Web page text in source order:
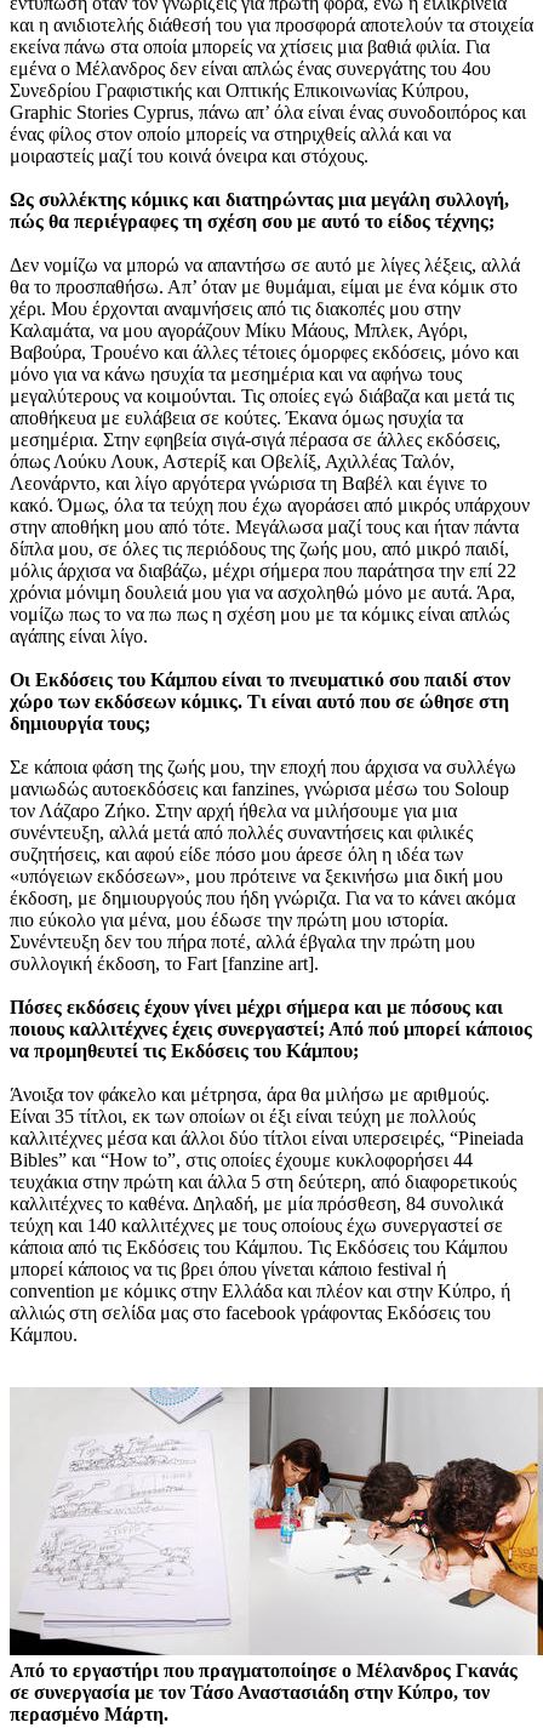
και η ανιδιοτελής διάθεσή του για προσφορά αποτελούν τα στοιχεία
εκείνα πάνω στα οποία μπορείς να χτίσεις μια βαθιά φιλία. Για
εμένα ο Μέλανδρος δεν είναι απλώς ένας συνεργάτης του 4ου
Συνεδρίου Γραφιστικής και Οπτικής Επικοινωνίας Κύπρου,
Graphic Stories Cyprus, πάνω απ’ όλα είναι ένας συνοδοιπόρος και
ένας φίλος στον οποίο μπορείς να στηριχθείς αλλά και να
μοιραστείς μαζί του κοινά όνειρα και στόχους.
Ως συλλέκτης κόμικς και διατηρώντας μια μεγάλη συλλογή,
πώς θα περιέγραφες τη σχέση σου με αυτό το είδος τέχνης;
Δεν νομίζω να μπορώ να απαντήσω σε αυτό με λίγες λέξεις, αλλά
θα το προσπαθήσω. Απ’ όταν με θυμάμαι, είμαι με ένα κόμικ στο
χέρι. Μου έρχονται αναμνήσεις από τις διακοπές μου στην
Καλαμάτα, να μου αγοράζουν Μίκυ Μάους, Μπλεκ, Αγόρι,
Βαβούρα, Τρουένο και άλλες τέτοιες όμορφες εκδόσεις, μόνο και
μόνο για να κάνω ησυχία τα μεσημέρια και να αφήνω τους
μεγαλύτερους να κοιμούνται. Τις οποίες εγώ διάβαζα και μετά τις
αποθήκευα με ευλάβεια σε κούτες. Έκανα όμως ησυχία τα
μεσημέρια. Στην εφηβεία σιγά-σιγά πέρασα σε άλλες εκδόσεις,
όπως Λούκυ Λουκ, Αστερίξ και Οβελίξ, Αχιλλέας Ταλόν,
Λεονάρντο, και λίγο αργότερα γνώρισα τη Βαβέλ και έγινε το
κακό. Όμως, όλα τα τεύχη που έχω αγοράσει από μικρός υπάρχουν
στην αποθήκη μου από τότε. Μεγάλωσα μαζί τους και ήταν πάντα
δίπλα μου, σε όλες τις περιόδους της ζωής μου, από μικρό παιδί,
μόλις άρχισα να διαβάζω, μέχρι σήμερα που παράτησα την επί 22
χρόνια μόνιμη δουλειά μου για να ασχοληθώ μόνο με αυτά. Άρα,
νομίζω πως το να πω πως η σχέση μου με τα κόμικς είναι απλώς
αγάπης είναι λίγο.
Οι Εκδόσεις του Κάμπου είναι το πνευματικό σου παιδί στον
χώρο των εκδόσεων κόμικς. Τι είναι αυτό που σε ώθησε στη
δημιουργία τους;
Σε κάποια φάση της ζωής μου, την εποχή που άρχισα να συλλέγω
μανιωδώς αυτοεκδόσεις και fanzines, γνώρισα μέσω του Soloup
τον Λάζαρο Ζήκο. Στην αρχή ήθελα να μιλήσουμε για μια
συνέντευξη, αλλά μετά από πολλές συναντήσεις και φιλικές
συζητήσεις, και αφού είδε πόσο μου άρεσε όλη η ιδέα των
«υπόγειων εκδόσεων», μου πρότεινε να ξεκινήσω μια δική μου
έκδοση, με δημιουργούς που ήδη γνώριζα. Για να το κάνει ακόμα
πιο εύκολο για μένα, μου έδωσε την πρώτη μου ιστορία.
Συνέντευξη δεν του πήρα ποτέ, αλλά έβγαλα την πρώτη μου
συλλογική έκδοση, το Fart [fanzine art].
Πόσες εκδόσεις έχουν γίνει μέχρι σήμερα και με πόσους και
ποιους καλλιτέχνες έχεις συνεργαστεί; Από πού μπορεί κάποιος
να προμηθευτεί τις Εκδόσεις του Κάμπου;
Άνοιξα τον φάκελο και μέτρησα, άρα θα μιλήσω με αριθμούς.
Είναι 35 τίτλοι, εκ των οποίων οι έξι είναι τεύχη με πολλούς
καλλιτέχνες μέσα και άλλοι δύο τίτλοι είναι υπερσειρές, “Pineiada
Bibles” και “How to”, στις οποίες έχουμε κυκλοφορήσει 44
τευχάκια στην πρώτη και άλλα 5 στη δεύτερη, από διαφορετικούς
καλλιτέχνες το καθένα. Δηλαδή, με μία πρόσθεση, 84 συνολικά
τεύχη και 140 καλλιτέχνες με τους οποίους έχω συνεργαστεί σε
κάποια από τις Εκδόσεις του Κάμπου. Τις Εκδόσεις του Κάμπου
μπορεί κάποιος να τις βρει όπου γίνεται κάποιο festival ή
convention με κόμικς στην Ελλάδα και πλέον και στην Κύπρο, ή
αλλιώς στη σελίδα μας στο facebook γράφοντας Εκδόσεις του
Κάμπου.
Από το εργαστήρι που πραγματοποίησε ο Μέλανδρος Γκανάς
σε συνεργασία με τον Τάσο Αναστασιάδη στην Κύπρο, τον
περασμένο Μάρτη.